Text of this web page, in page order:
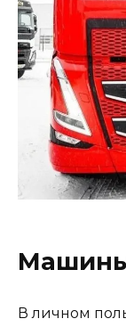
В личном